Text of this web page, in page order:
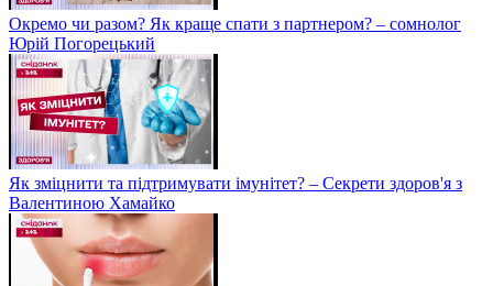
Окремо чи разом? Як краще спати з партнером? – сомнолог
Юрій Погорецький
Як зміцнити та підтримувати імунітет? – Секрети здоров'я з
Валентиною Хамайко